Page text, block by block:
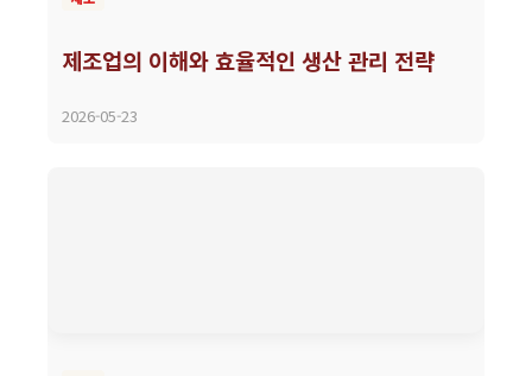
제조업의 이해와 효율적인 생산 관리 전략
2026-05-23